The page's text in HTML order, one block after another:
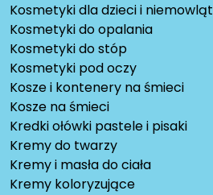
Kosmetyki dla dzieci i niemowląt
Kosmetyki do opalania
Kosmetyki do stóp
Kosmetyki pod oczy
Kosze i kontenery na śmieci
Kosze na śmieci
Kredki ołówki pastele i pisaki
Kremy do twarzy
Kremy i masła do ciała
Kremy koloryzujące